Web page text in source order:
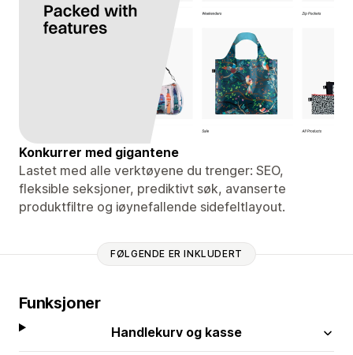
Konkurrer med gigantene
Lastet med alle verktøyene du trenger: SEO,
fleksible seksjoner, prediktivt søk, avanserte
produktfiltre og iøynefallende sidefeltlayout.
FØLGENDE ER INKLUDERT
Funksjoner
Handlekurv og kasse